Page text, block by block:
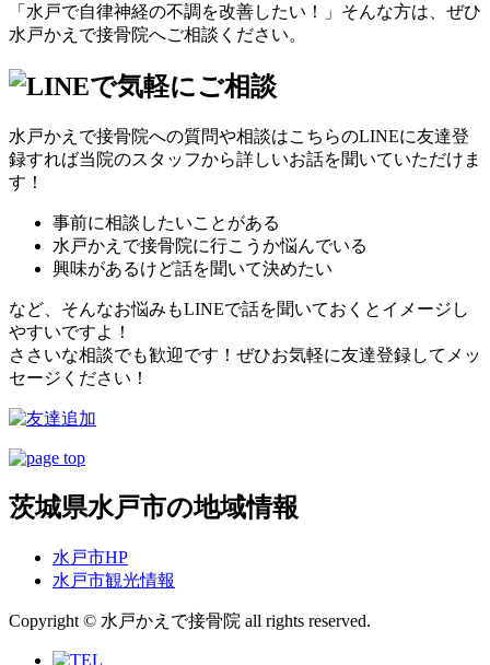
「水戸で自律神経の不調を改善したい！」そんな方は、ぜひ
水戸かえで接骨院へご相談ください。
水戸かえで接骨院への質問や相談はこちらのLINEに友達登
録すれば当院のスタッフから詳しいお話を聞いていただけま
す！
事前に相談したいことがある
水戸かえで接骨院に行こうか悩んでいる
興味があるけど話を聞いて決めたい
など、そんなお悩みもLINEで話を聞いておくとイメージし
やすいですよ！
ささいな相談でも歓迎です！ぜひお気軽に友達登録してメッ
セージください！
茨城県水戸市の地域情報
水戸市HP
水戸市観光情報
Copyright © 水戸かえで接骨院 all rights reserved.